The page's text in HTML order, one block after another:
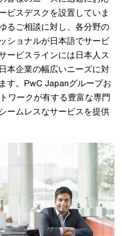
ビスデスクを設置していま
るご相談に対し、各分野の
ショナルが日本語でサービ
ービスラインには日本人ス
本企業の幅広いニーズに対
す。PwC Japanグループお
ワークが有する豊富な専門
ームレスなサービスを提供